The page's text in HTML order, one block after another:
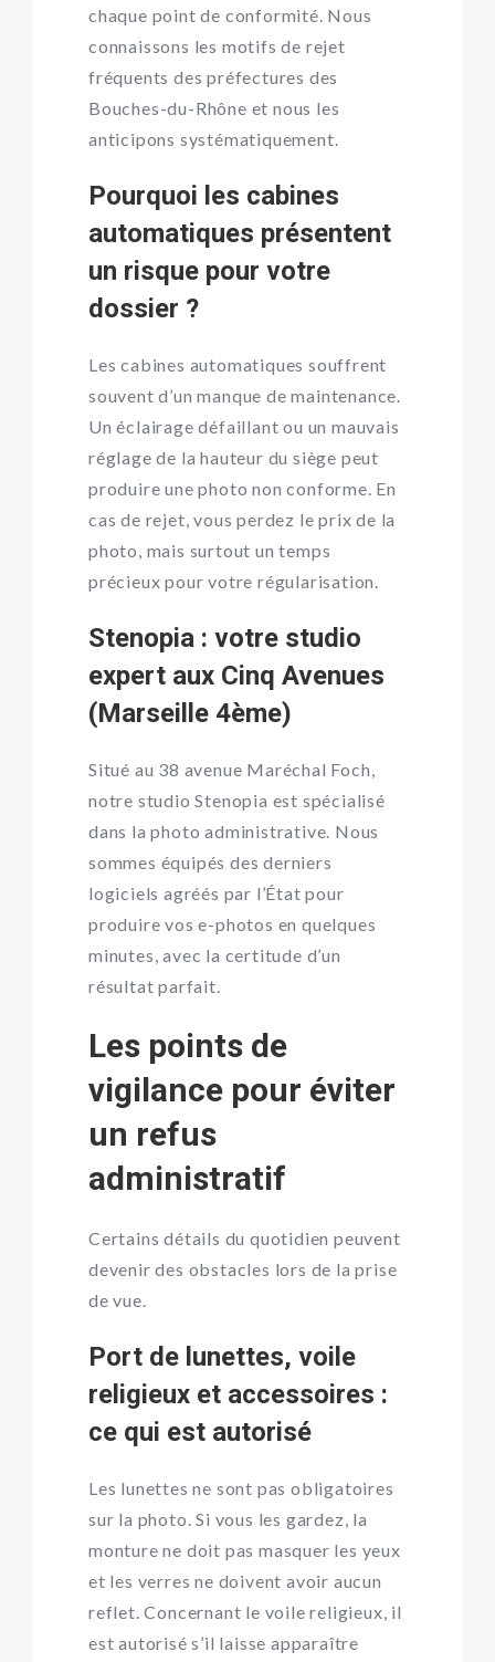
chaque point de conformité. Nous
connaissons les motifs de rejet
fréquents des préfectures des
Bouches-du-Rhône et nous les
anticipons systématiquement.
Pourquoi les cabines
automatiques présentent
un risque pour votre
dossier ?
Les cabines automatiques souffrent
souvent d’un manque de maintenance.
Un éclairage défaillant ou un mauvais
réglage de la hauteur du siège peut
produire une photo non conforme. En
cas de rejet, vous perdez le prix de la
photo, mais surtout un temps
précieux pour votre régularisation.
Stenopia : votre studio
expert aux Cinq Avenues
(Marseille 4ème)
Situé au 38 avenue Maréchal Foch,
notre studio Stenopia est spécialisé
dans la photo administrative. Nous
sommes équipés des derniers
logiciels agréés par l’État pour
produire vos e-photos en quelques
minutes, avec la certitude d’un
résultat parfait.
Les points de
vigilance pour éviter
un refus
administratif
Certains détails du quotidien peuvent
devenir des obstacles lors de la prise
de vue.
Port de lunettes, voile
religieux et accessoires :
ce qui est autorisé
Les lunettes ne sont pas obligatoires
sur la photo. Si vous les gardez, la
monture ne doit pas masquer les yeux
et les verres ne doivent avoir aucun
reflet. Concernant le voile religieux, il
est autorisé s’il laisse apparaître